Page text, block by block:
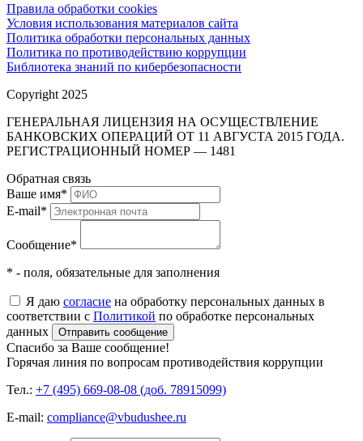
Правила обработки cookies
Условия использования материалов сайта
Политика обработки персональных данных
Политика по противодействию коррупции
Библиотека знаний по кибербезопасности
Copyright 2025
ГЕНЕРАЛЬНАЯ ЛИЦЕНЗИЯ НА ОСУЩЕСТВЛЕНИЕ
БАНКОВСКИХ ОПЕРАЦИЙ ОТ 11 АВГУСТА 2015 ГОДА.
РЕГИСТРАЦИОННЫЙ НОМЕР — 1481
Обратная связь
Ваше имя*
E-mail*
Сообщение*
* - поля, обязательные для заполнения
Я даю согласие на обработку персональных данных в
соответствии с Политикой по обработке персональных
данных
Отправить сообщение
Спасибо за Ваше сообщение!
Горячая линия по вопросам противодействия коррупции
Тел.: +7 (495) 669-08-08 (доб. 78915099)
E-mail: compliance@vbudushee.ru